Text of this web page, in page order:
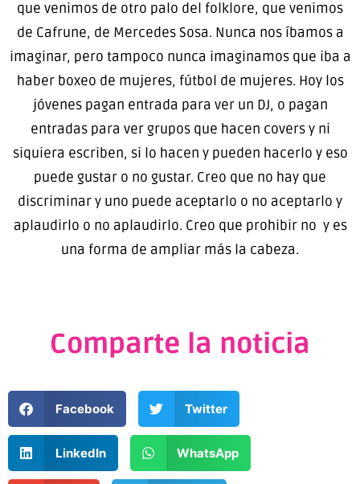
que venimos de otro palo del folklore, que venimos
de Cafrune, de Mercedes Sosa. Nunca nos íbamos a
imaginar, pero tampoco nunca imaginamos que iba a
haber boxeo de mujeres, fútbol de mujeres. Hoy los
jóvenes pagan entrada para ver un DJ, o pagan
entradas para ver grupos que hacen covers y ni
siquiera escriben, si lo hacen y pueden hacerlo y eso
puede gustar o no gustar. Creo que no hay que
discriminar y uno puede aceptarlo o no aceptarlo y
aplaudirlo o no aplaudirlo. Creo que prohibir no y es
una forma de ampliar más la cabeza.
Comparte la noticia
Facebook Twitter
LinkedIn WhatsApp